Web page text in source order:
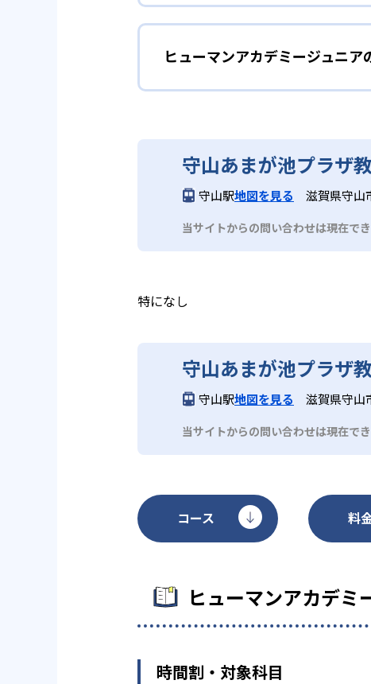
ロボット教室の監修は、ロボット
隆 氏。ロボティクスプロフェッサ
こどもプログラミング教室の教材
の樋口雅一 氏。さんすう数学教
で活躍する人物が監修者・アドバ
3 全国規模の安
日本全国47都道府県に2,000以上
磋琢磨できる環境を提供している。
実際にロボットを作成するロボッ
スも子どもが楽しみながら学びを
小学校高学年 専門的な学
だ。全国大会での発表機会がある
ヒューマンアカデミージュニアは
界的クリエイターや研究者などの
教室ネットワークや全国大会を通
どんなデメリットがある?
デメリットとして、各教室やコー
が必要な場合がある。入会金や教
ヒューマンアカデミージュニア
ヒューマンアカデミージュニアは
守山あまが池プラザ
守山駅地図を見る 滋賀県守山
当サイトからの問い合わせは現在で
特になし
守山あまが池プラザ
守山駅地図を見る 滋賀県守山
当サイトからの問い合わせは現在で
コース 料
ヒューマンアカデミ
時間割・対象科目